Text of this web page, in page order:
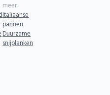
meer
Italiaanse
pannen
Duurzame
snijplanken